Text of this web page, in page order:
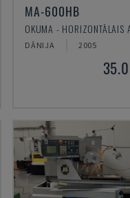
MA-600HB
DĀNIJA 2005